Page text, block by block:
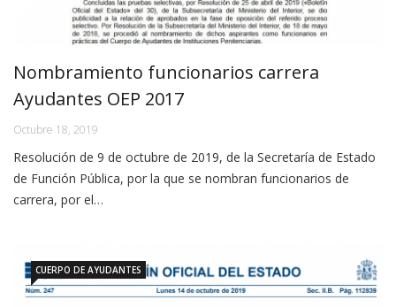
Nombramiento funcionarios carrera
Ayudantes OEP 2017
Octubre 18, 2019
Resolución de 9 de octubre de 2019, de la Secretaría de Estado
de Función Pública, por la que se nombran funcionarios de
carrera, por el…
CUERPO DE AYUDANTES